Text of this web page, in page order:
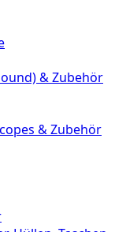
& Zubehör
& Zubehör